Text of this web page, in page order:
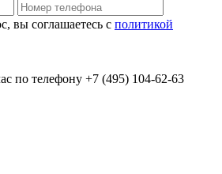
вы соглашаетесь с политикой
по телефону +7 (495) 104-62-63